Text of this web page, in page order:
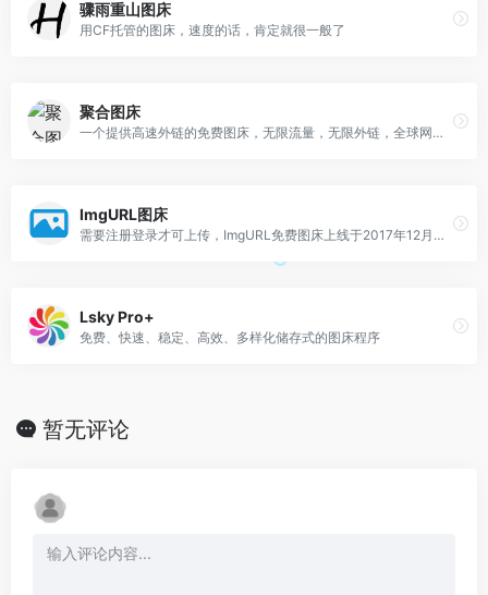
骤雨重山图床
用CF托管的图床，速度的话，肯定就很一般了
聚合图床
一个提供高速外链的免费图床，无限流量，无限外链，全球网络加速，提供API和客户端上传图片
ImgURL图床
需要注册登录才可上传，ImgURL免费图床上线于2017年12月，累积托管图片超过100万
Lsky Pro+
免费、快速、稳定、高效、多样化储存式的图床程序
暂无评论